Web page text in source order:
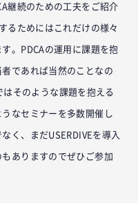
継続のための工夫をご紹介
るためにはこれだけの様々
。PDCAの運用に課題を抱
であれば当然のことなの
はそのような課題を抱える
なセミナーを多数開催し
く、まだUSERDIVEを導入
ありますのでぜひご参加